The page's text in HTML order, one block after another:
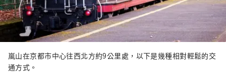
嵐山在京都市中心往西北方約9公里處，以下是幾種相對輕鬆的交
通方式。